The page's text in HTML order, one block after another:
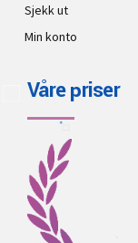
Sjekk ut
Min konto
Våre priser